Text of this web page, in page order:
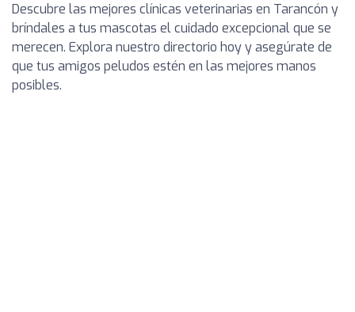
Descubre las mejores clínicas veterinarias en Tarancón y
bríndales a tus mascotas el cuidado excepcional que se
merecen. Explora nuestro directorio hoy y asegúrate de
que tus amigos peludos estén en las mejores manos
posibles.